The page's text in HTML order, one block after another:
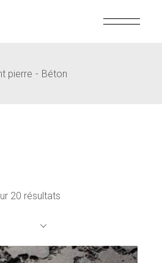
pierre Béton
20 résultats